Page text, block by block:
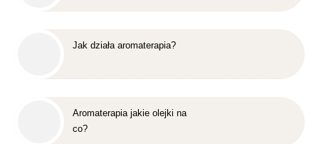
Jak działa aromaterapia?
Aromaterapia jakie olejki na
co?